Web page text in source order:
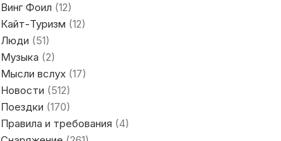
Винг Фоил (12)
Кайт-Туризм (12)
Люди (51)
Музыка (2)
Мысли вслух(17)
Новости (512)
Поездки (170)
Правила и требования (4)